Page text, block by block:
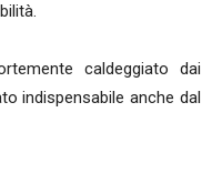
caldeggiato dai
indispensabile anche dal